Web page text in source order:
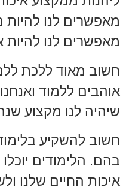
מאפשרים לנו להיות
מאפשרים לנו להיות
חשוב מאוד ללכת
אוהבים ללמוד
שיהיה לנו מקצוע
חשוב להשקיע
בהם. הלימודים
איכות החיים שלנו